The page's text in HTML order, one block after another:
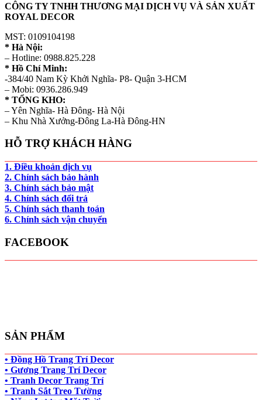
CÔNG TY TNHH THƯƠNG MẠI DỊCH VỤ VÀ SẢN XUẤT
ROYAL DECOR
MST: 0109104198
* Hà Nội:
– Hotline: 0988.825.228
* Hồ Chí Minh:
-384/40 Nam Kỳ Khởi Nghĩa- P8- Quận 3-HCM
– Mobi: 0936.286.949
* TỔNG KHO:
– Yên Nghĩa- Hà Đông- Hà Nội
– Khu Nhà Xưởng-Đông La-Hà Đông-HN
HỖ TRỢ KHÁCH HÀNG
1. Điều khoản dịch vụ
2. Chính sách bảo hành
3. Chính sách bảo mật
4. Chính sách đổi trả
5. Chính sách thanh toán
6. Chính sách vận chuyển
FACEBOOK
SẢN PHẨM
• Đồng Hồ Trang Trí Decor
• Gương Trang Trí Decor
• Tranh Decor Trang Trí
• Tranh Sắt Treo Tường